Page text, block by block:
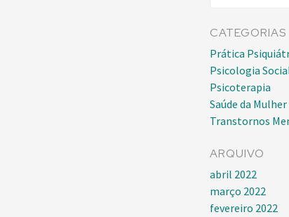
CATEGORIAS
Prática
Psicologia
Psicoterapia
Saúde da Mulher
Transtornos
ARQUIVO
abril 2022
março 2022
fevereiro 2022